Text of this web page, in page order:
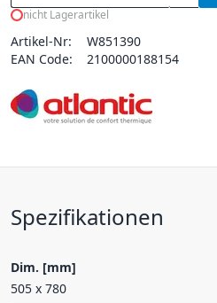
nicht Lagerartikel
Artikel-Nr:
W851390
EAN Code:
2100000188154
Spezifikationen
Dim. [mm]
505 x 780